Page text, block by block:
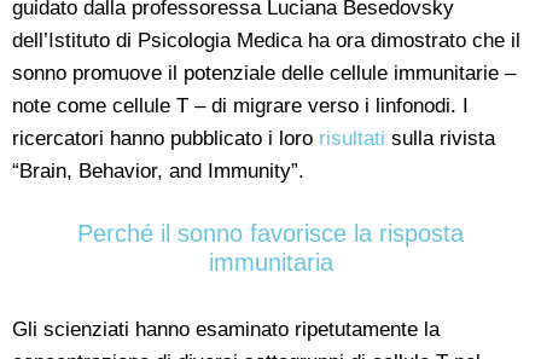
guidato dalla professoressa Luciana Besedovsky
dell’Istituto di Psicologia Medica ha ora dimostrato che il
sonno promuove il potenziale delle cellule immunitarie –
note come cellule T – di migrare verso i linfonodi. I
ricercatori hanno pubblicato i loro risultati sulla rivista
“Brain, Behavior, and Immunity”.
Perché il sonno favorisce la risposta
immunitaria
Gli scienziati hanno esaminato ripetutamente la